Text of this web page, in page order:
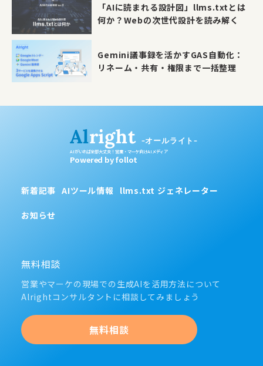
「AIに読まれる設計図」llms.txtとは
何か？Webの次世代設計を読み解く
Gemini議事録を活かすGAS自動化：
リネーム・共有・権限まで一括整理
Alright -オールライト-
AIがいれば全部大丈夫！営業・マーケ向けAIメディア
Powered by follot
新着記事 AIツール情報 llms.txt ジェネレーター
お知らせ
無料相談
営業やマーケの現場での生成AIを活用方法について
Alrightコンサルタントに相談してみましょう
無料相談